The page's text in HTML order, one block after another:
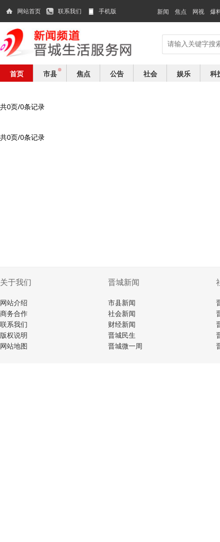
网站首页 联系我们 手机版 新闻 焦点 网视 爆
首页 市县 焦点 公告 社会 娱乐 科
共0页/0条记录
共0页/0条记录
关于我们
网站介绍
商务合作
联系我们
版权说明
网站地图
晋城新闻
市县新闻
社会新闻
财经新闻
晋城民生
晋城微一周